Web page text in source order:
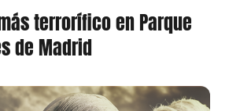
terrorífico en Parque
de Madrid